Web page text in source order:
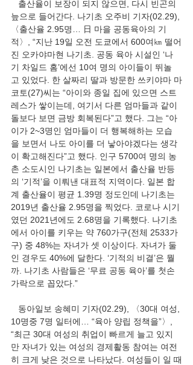
늪으로 들어간다. 나기초 오주비 기자(02.29),
〈출산율 2.95명… 日 마을 공동육아의 기
적〉, “지난 19일 오전 도쿄에서 600여㎞ 떨어
진 오카야마현 나기초. 공동 육아 시설인 ‘나
기 차일드 홈’에선 10여 명의 아이들이 뛰놀
고 있었다. 한 살짜리 딸과 방문한 쓰키야마 마
코토(27)씨는 “아이와 종일 집에 있으면 스트
레스가 쌓이는데, 여기서 다른 엄마들과 같이
돌보다 보면 금방 회복된다”고 했다. 그는 “아
이가 2~3명인 엄마들이 더 행복해하는 모습
을 보면서 나도 아이를 더 낳아야겠다는 생각
이 확고해진다”고 했다. 인구 5700여 명의 농
촌 소도시인 나기초는 일본에서 출산율 반등
의 ‘기적’을 이뤄낸 대표적 지역이다. 일본 합
계 출산율이 평균 1.39명 정도인데 나기초는
2019년 출산율 2.95명을 찍었다. 코로나 시기
였던 2021년에도 2.68명을 기록했다. 나기초
에서 아이를 키우는 약 760가구(전체 2533가
구) 중 48%는 자녀가 셋 이상이다. 자녀가 둘
인 경우도 40%에 달한다. ‘기적의 비결’은 뭘
까. 나기초 사람들은 ‘무료 공동 육아’를 첫손
가락으로 꼽았다.”
10명중 7명 일터에… “육아 양립 정책을”〉,
“최근 30대 여성의 취업이 빠르게 늘고 있지
만 자녀가 있는 여성의 경제활동 참여는 여전
히 크게 낮은 것으로 나타났다. 여성들이 일 때